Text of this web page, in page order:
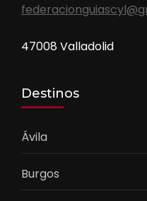
47008 Valladolid
Destinos
Ávila
Burgos